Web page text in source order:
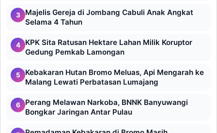
3
Majelis Gereja di Jombang Cabuli Anak Angkat
Selama 4 Tahun
4
KPK Sita Ratusan Hektare Lahan Milik Koruptor
Gedung Pemkab Lamongan
5
Kebakaran Hutan Bromo Meluas, Api Mengarah ke
Malang Lewati Perbatasan Lumajang
6
Perang Melawan Narkoba, BNNK Banyuwangi
Bongkar Jaringan Antar Pulau